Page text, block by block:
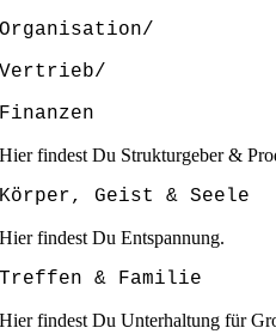
Organisation/
Vertrieb/
Finanzen
Hier findest Du Strukturgeber &
Körper, Geist & Seele
Hier findest Du Entspannung.
Treffen & Familie
Hier findest Du Unterhaltung für